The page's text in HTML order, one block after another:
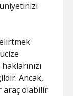
Ancak,
araç olabilir